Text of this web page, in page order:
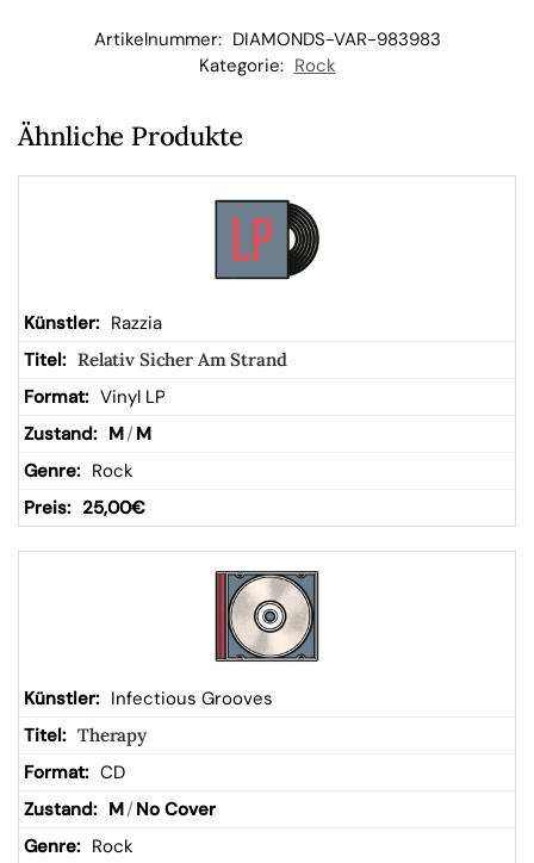
Artikelnummer: DIAMONDS-VAR-983983
Kategorie: Rock
Ähnliche Produkte
Razzia
Relativ Sicher Am Strand
Vinyl LP
M/ M
Rock
25,00€
Infectious Grooves
Therapy
CD
M/ No Cover
Rock